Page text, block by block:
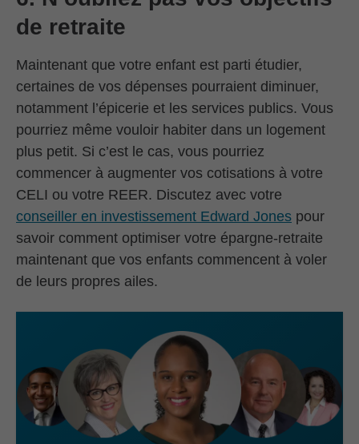
de retraite
Maintenant que votre enfant est parti étudier,
certaines de vos dépenses pourraient diminuer,
notamment l’épicerie et les services publics. Vous
pourriez même vouloir habiter dans un logement
plus petit. Si c’est le cas, vous pourriez
commencer à augmenter vos cotisations à votre
CELI ou votre REER. Discutez avec votre
conseiller en investissement Edward Jones pour
savoir comment optimiser votre épargne-retraite
maintenant que vos enfants commencent à voler
de leurs propres ailes.